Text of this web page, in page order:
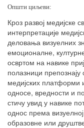
Општи циљеви:
Кроз развој медијске
интерпретације
деловања визуелних
емоционалне,
освртом на навике
полазници
медијских платформи
односе, вредности и
стичу увид у навике
однос према
образовне или